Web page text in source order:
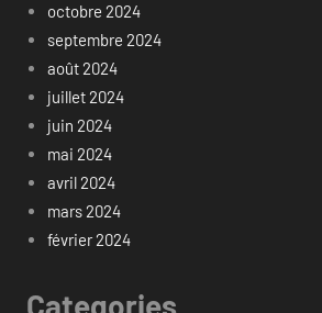
octobre 2024
septembre 2024
août 2024
juillet 2024
juin 2024
mai 2024
avril 2024
mars 2024
février 2024